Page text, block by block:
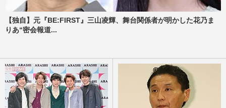
【独自】元『BE:FIRST』三山凌輝、舞台関係者が明かした花乃ま
りあ“密会報道...